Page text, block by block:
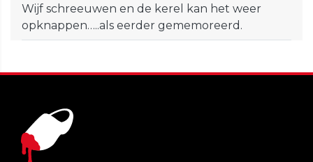
Wijf schreeuwen en de kerel kan het weer
opknappen…..als eerder gememoreerd.